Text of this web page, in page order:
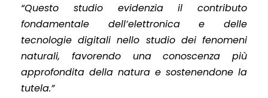
“Questo studio evidenzia il contributo
fondamentale dell’elettronica e delle
tecnologie digitali nello studio dei fenomeni
naturali, favorendo una conoscenza più
approfondita della natura e sostenendone la
tutela.”